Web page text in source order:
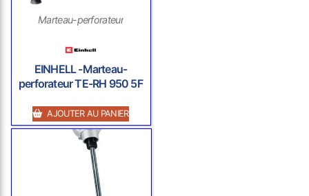
Marteau-perforateur
EINHELL -Marteau-
perforateur TE-RH 950 5F
AJOUTER AU PANIER